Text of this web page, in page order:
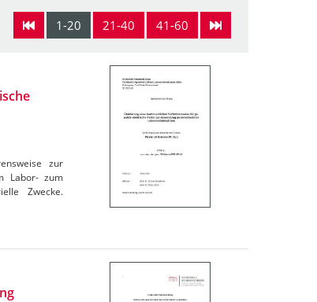
1-20 21-40 41-60
zur
Labor- zum
Zwecke.